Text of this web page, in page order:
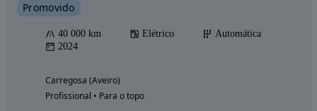
Promovido
40 000 km Elétrico
Automática
2024
Carregosa (Aveiro)
Profissional • Para o topo